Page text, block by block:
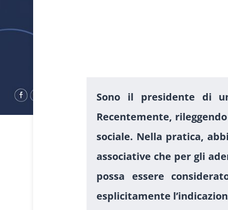
Sono il presidente di
Recentemente,
sociale. Nella pratica,
associative che per gli
possa essere
esplicitamente